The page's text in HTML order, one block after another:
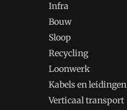
Infra
Bouw
Sloop
Recycling
Loonwerk
Kabels en leidingen
Verticaal transport